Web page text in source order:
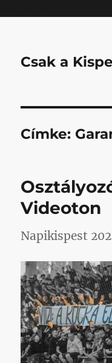
Csak a
Címke:
Videoton
Napikispest